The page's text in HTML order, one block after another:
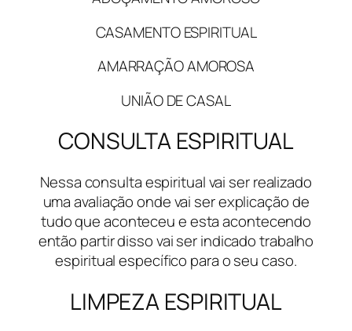
CASAMENTO ESPIRITUAL
AMARRAÇÃO AMOROSA
UNIÃO DE CASAL
CONSULTA ESPIRITUAL
Nessa consulta espiritual vai ser realizado
uma avaliação onde vai ser explicação de
tudo que aconteceu e esta acontecendo
então partir disso vai ser indicado trabalho
espiritual específico para o seu caso.
LIMPEZA ESPIRITUAL